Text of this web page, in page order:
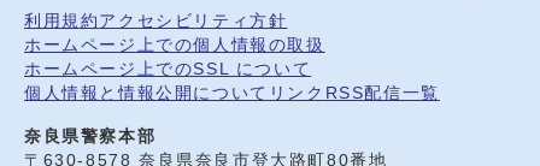
利用規約 アクセシビリティ方針
ホームページ上での個人情報の取扱
ホームページ上でのSSL について
個人情報と情報公開について リンク RSS配信一覧
奈良県警察本部
〒630-8578 奈良県奈良市登大路町80番地